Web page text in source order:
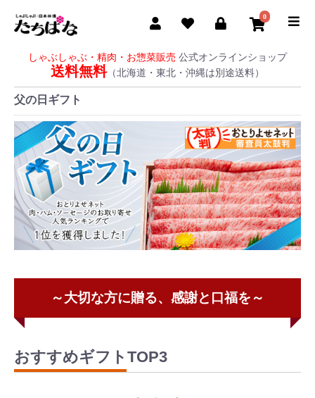
しゃぶしゃぶ・精肉・お惣菜販売 公式オンラインショップ
送料無料（北海道・東北・沖縄は別途送料）
0
父の日ギフト
～大切な方に贈る、感謝と口福を～
おすすめギフトTOP3